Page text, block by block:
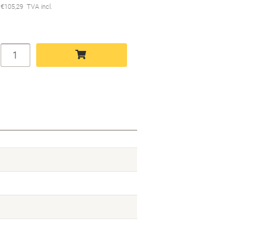
€105,29 TVA incl.
Quantité